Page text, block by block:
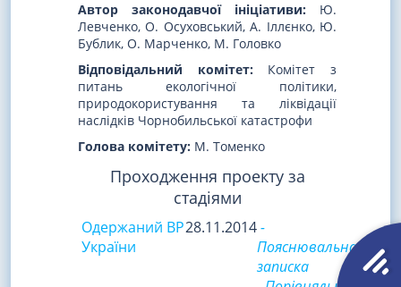
Автор законодавчої ініціативи: Ю.
Левченко, О. Осуховський, А. Іллєнко, Ю.
Бублик, О. Марченко, М. Головко
Відповідальний комітет:Комітет з
питань екологічної політики,
природокористування та ліквідації
наслідків Чорнобильської катастрофи
Голова комітету: М. Томенко
Проходження проекту за
стадіями
Одержаний ВР
України
28.11.2014-
Пояснювальна
записка